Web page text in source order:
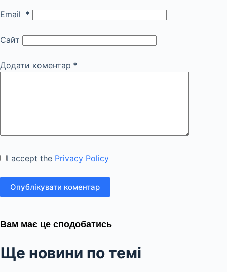
Email *
Сайт
Додати коментар *
I accept the Privacy Policy
Опублікувати коментар
Вам має це сподобатись
Ще новини по темі